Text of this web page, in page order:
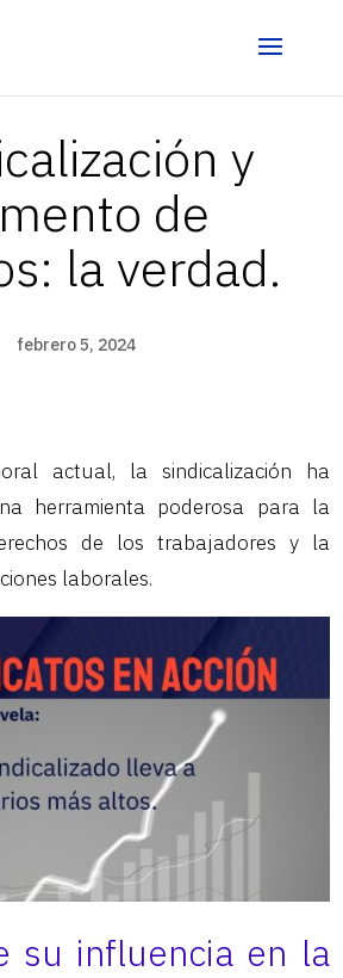
y
de
la verdad.
febrero 5, 2024
actual, la sindicalización ha
herramienta poderosa para la
de los trabajadores y la
laborales.
su influencia en la